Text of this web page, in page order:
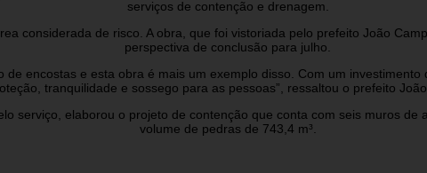
serviços de contenção e drenagem.
considerada de risco. A obra, que foi vistoriada pelo prefeito João
perspectiva de conclusão para julho.
encostas e esta obra é mais um exemplo disso. Com um
tranquilidade e sossego para as pessoas”, ressaltou o prefeito
serviço, elaborou o projeto de contenção que conta com seis muros
volume de pedras de 743,4 m³.